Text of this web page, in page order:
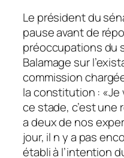
Le président du
pause avant de
préoccupations du
Balamage sur
commission
la constitution : «Je
ce stade, c’est une
a deux de nos
jour, il n y a pas
établi à l’intention